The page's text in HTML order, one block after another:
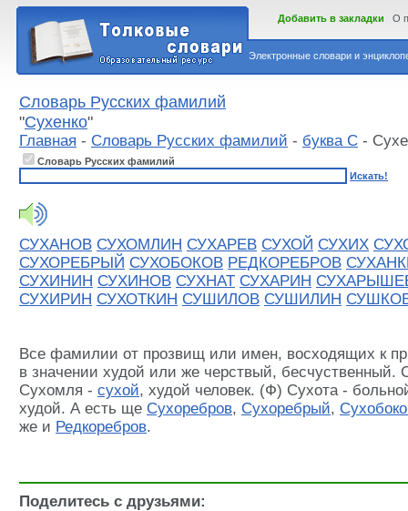
Электронные словари и
Добавить в закладки О
Словарь Русских фамилий
"Сухенко"
Главная - Словарь Русских фамилий - буква С -
Словарь Русских фамилий
Искать!
СУХАНОВ СУХОМЛИН СУХАРЕВ СУХОЙ СУХИХ
СУХОРЕБРЫЙ СУХОБОКОВ РЕДКОРЕБРОВ
СУХИНИН СУХИНОВ СУХНАТ СУХАРИН
СУХИРИН СУХОТКИН СУШИЛОВ СУШИЛИН
Все фамилии от прозвищ или имен, восходящих к
в значении худой или же черствый,
Сухомля - сухой, худой человек. (Ф) Сухота -
худой. А есть ще Сухоребров, Сухоребрый,
же и Редкоребров.
Поделитесь с друзьями: